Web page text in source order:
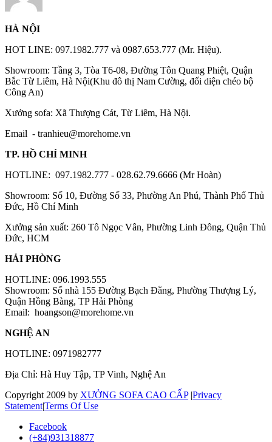
HÀ NỘI
HOT LINE: 097.1982.777 và 0987.653.777 (Mr. Hiệu).
Showroom: Tầng 3, Tòa T6-08, Đường Tôn Quang Phiệt, Quận
Bắc Từ Liêm, Hà Nội(Khu đô thị Nam Cường, đối diện chéo bộ
Công An)
Xưởng sofa: Xã Thượng Cát, Từ Liêm, Hà Nội.
Email - tranhieu@morehome.vn
TP. HỒ CHÍ MINH
HOTLINE: 097.1982.777 - 028.62.79.6666 (Mr Hoàn)
Showroom: Số 10, Đường Số 33, Phường An Phú, Thành Phố Thủ
Đức, Hồ Chí Minh
Xưởng sản xuất: 260 Tô Ngọc Vân, Phường Linh Đông, Quận Thủ
Đức, HCM
HẢI PHÒNG
HOTLINE: 096.1993.555
Showroom: Số nhà 155 Đường Bạch Đằng, Phường Thượng Lý,
Quận Hồng Bàng, TP Hải Phòng
Email: hoangson@morehome.vn
NGHỆ AN
HOTLINE: 0971982777
Địa Chỉ: Hà Huy Tập, TP Vinh, Nghệ An
Copyright 2009 by XƯỞNG SOFA CAO CẤP |Privacy
Statement|Terms Of Use
Facebook
(+84)931318877